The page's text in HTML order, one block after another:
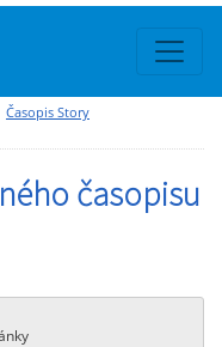
Časopis Story
časopisu